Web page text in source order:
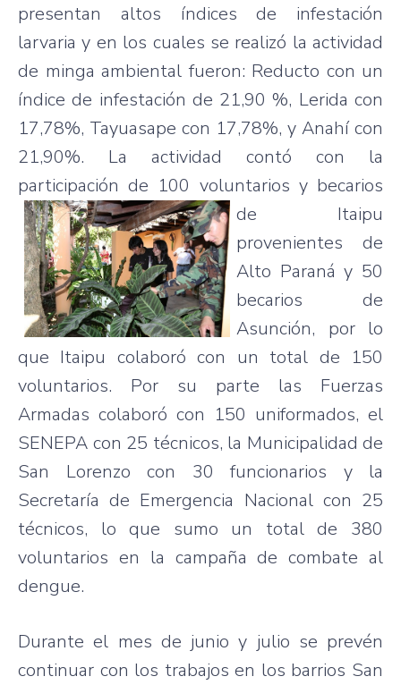
presentan altos índices de infestación
larvaria y en los cuales se realizó la actividad
de minga ambiental fueron: Reducto con un
índice de infestación de 21,90 %, Lerida con
17,78%, Tayuasape con 17,78%, y Anahí con
21,90%. La actividad contó con la
participación de 100 voluntarios y becarios
de Itaipu
provenientes de
Alto Paraná y 50
becarios de
Asunción, por lo
que Itaipu colaboró con un total de 150
voluntarios. Por su parte las Fuerzas
Armadas colaboró con 150 uniformados, el
SENEPA con 25 técnicos, la Municipalidad de
San Lorenzo con 30 funcionarios y la
Secretaría de Emergencia Nacional con 25
técnicos, lo que sumo un total de 380
voluntarios en la campaña de combate al
dengue.
Durante el mes de junio y julio se prevén
continuar con los trabajos en los barrios San